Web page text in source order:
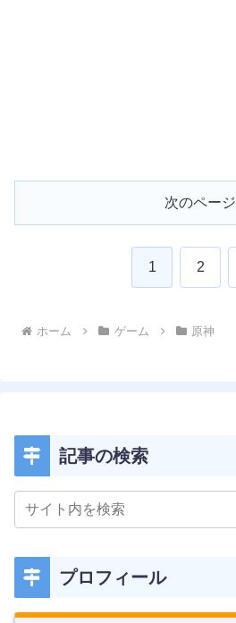
次のページ
1 2
ホーム ゲーム 原神
記事の検索
プロフィール